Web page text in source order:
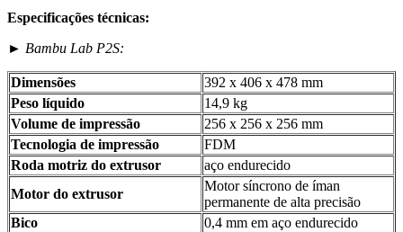
Especificações técnicas:
► Bambu Lab P2S:
Dimensões
392 x 406 x 478 mm
Peso líquido
14,9 kg
Volume de impressão
256 x 256 x 256 mm
Tecnologia de impressão
FDM
Roda motriz do extrusor
aço endurecido
Motor do extrusor
Motor síncrono de íman
permanente de alta precisão
Bico
0,4 mm em aço endurecido